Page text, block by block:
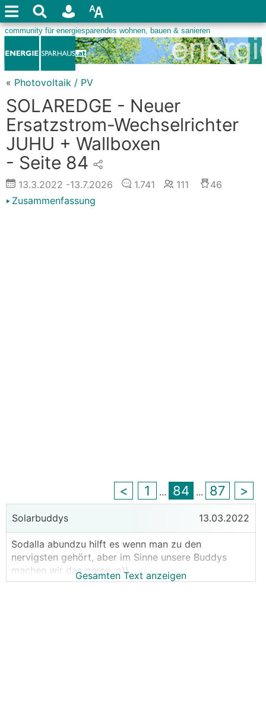
« Photovoltaik / PV
SOLAREDGE - Neuer
Ersatzstrom-Wechselrichter
JUHU + Wallboxen
- Seite 84
13.3.2022 -13.7.2026 1.741 111
46
Zusammenfassung
< 1 ... 84 ... 87 >
Solarbuddys 13.03.2022
Sodalla abundzu hilft es wenn man zu den
nervigsten gehört, aber im Sinne unsere Buddys
machen wir das gerne :o))Gesamten Text anzeigen